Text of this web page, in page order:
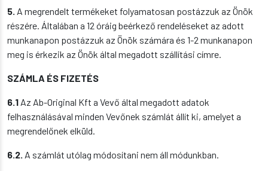
5. A megrendelt termékeket folyamatosan postázzuk az Önök
részére. Általában a 12 óráig beérkező rendeléseket az adott
munkanapon postázzuk az Önök számára és 1-2 munkanapon
meg is érkezik az Önök által megadott szállítási címre.
SZÁMLA ÉS FIZETÉS
6.1 Az Ab-Original Kft a Vevő által megadott adatok
felhasználásával minden Vevőnek számlát állít ki, amelyet a
megrendelőnek elküld.
6.2. A számlát utólag módosítani nem áll módunkban.